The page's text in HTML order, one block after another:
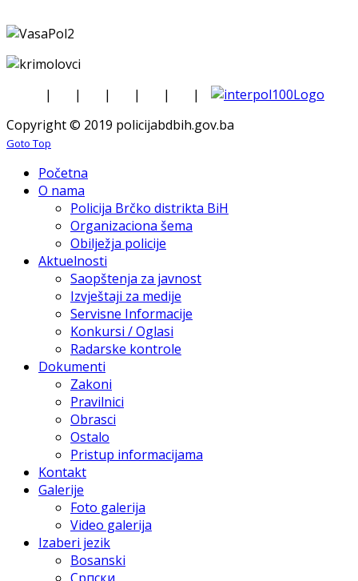
| | | | |
|
Copyright © 2019 policijabdbih.gov.ba
Goto Top
Početna
O nama
Policija Brčko distrikta BiH
Organizaciona šema
Obilježja policije
Aktuelnosti
Saopštenja za javnost
Izvještaji za medije
Servisne Informacije
Konkursi / Oglasi
Radarske kontrole
Dokumenti
Zakoni
Pravilnici
Obrasci
Ostalo
Pristup informacijama
Kontakt
Galerije
Foto galerija
Video galerija
Izaberi jezik
Bosanski